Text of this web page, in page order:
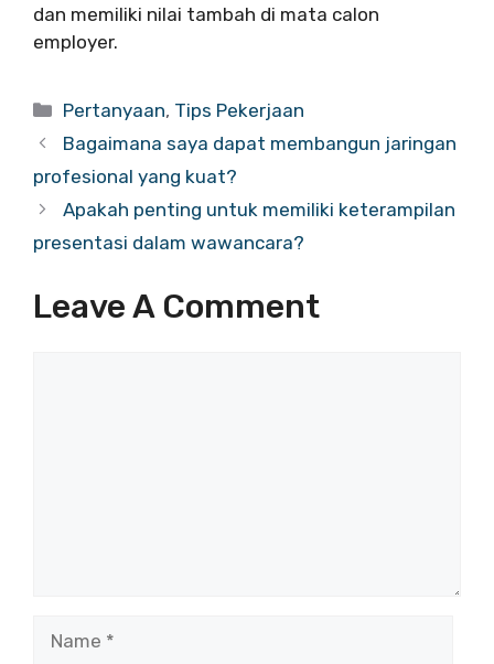
dan memiliki nilai tambah di mata calon
employer.
Categories
Pertanyaan, Tips Pekerjaan
Bagaimana saya dapat membangun jaringan
profesional yang kuat?
Apakah penting untuk memiliki keterampilan
presentasi dalam wawancara?
Leave A Comment